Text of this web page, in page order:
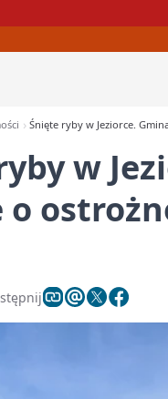
Śnięte ryby w Jeziorce.
w